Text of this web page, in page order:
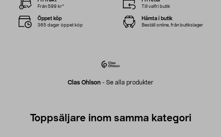
Clas Ohlson - Se alla produkter
Från 599 kr* Till valfri butik
Öppet köp
365 dagar öppet köp
Hämta i butik
Beställ online, från butikslager
Toppsäljare inom samma kategori